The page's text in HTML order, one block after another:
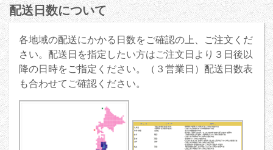
配送日数について
各地域の配送にかかる日数をご確認の上、ご注文くだ
さい。配送日を指定したい方はご注文日より３日後以
降の日時をご指定ください。（３営業日）配送日数表
も合わせてご確認ください。